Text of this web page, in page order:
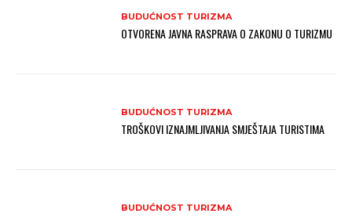
BUDUĆNOST TURIZMA
OTVORENA JAVNA RASPRAVA O ZAKONU O TURIZMU
BUDUĆNOST TURIZMA
TROŠKOVI IZNAJMLJIVANJA SMJEŠTAJA TURISTIMA
BUDUĆNOST TURIZMA